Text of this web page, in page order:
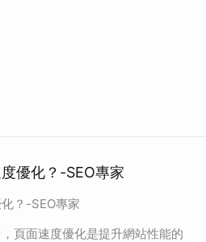
優化？-SEO專家
？-SEO專家
頁面速度優化是提升網站性能的